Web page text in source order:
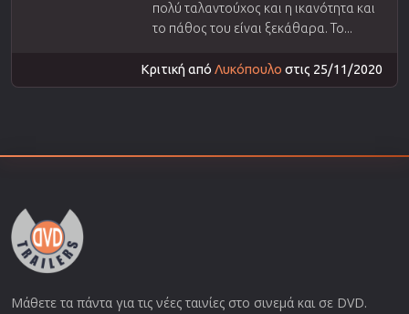
πολύ ταλαντούχος και η ικανότητα και
το πάθος του είναι ξεκάθαρα. Το...
Κριτική από Λυκόπουλο στις 25/11/2020
Μάθετε τα πάντα για τις νέες ταινίες στο σινεμά και σε DVD.